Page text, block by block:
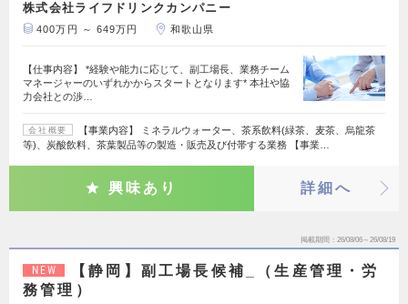
株式会社ライフドリンクカンパニー
400万円 ～ 649万円 和歌山県
【仕事内容】 *経験や能力に応じて、副工場長、業務チーム
マネージャーのいずれかからスタートとなります* 本社や協
力会社との渉…
会社概要
【事業内容】 ミネラルウォーター、茶系飲料(緑茶、麦茶、烏龍茶
等)、炭酸飲料、茶葉製品等の製造・販売及び付帯する業務 【事業…
興味あり 詳細へ
掲載期間 26/08/06～26/08/19
NEW
【静岡】副工場長候補_（生産管理・労
務管理）